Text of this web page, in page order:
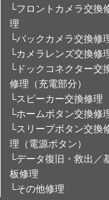
└フロントカメラ交換
理
└バックカメラ交換修
└カメラレンズ交換修
└ドックコネクター交
修理（充電部分）
└スピーカー交換修理
└ホームボタン交換修
└スリープボタン交換
理（電源ボタン）
└データ復旧・救出／
板修理
└その他修理